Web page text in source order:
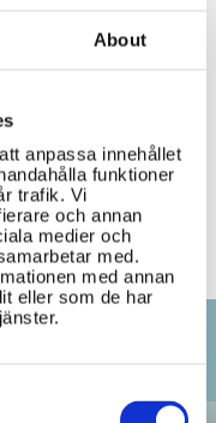
About
anpassa innehållet
funktioner
trafik. Vi
och annan
medier och
med.
med annan
eller som de har
och-nationellt-id-
och-nationellt-id-